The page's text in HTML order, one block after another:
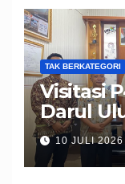
TAK BERKATEGORI
Visitasi
Darul
Edukasi
Calon
10 JULI 2026